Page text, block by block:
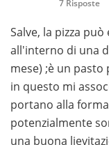
7 Risposte
Salve, la pizza
all'interno di una
mese) ;è un
in questo mi
portano alla
potenzialmente
una buona